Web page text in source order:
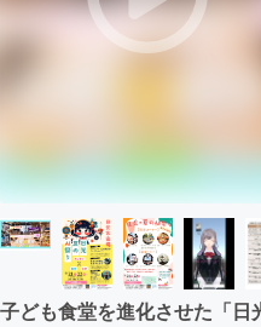
ビジネス・起業
まちづくり・地域
CAMPFIRE for Social
CAMPFIREふるさと納
子ども食堂を進化させた「日